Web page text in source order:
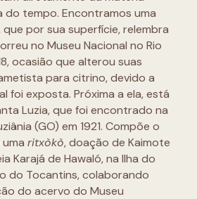
tempo. Encontramos uma
por sua superfície, relembra
no Museu Nacional no Rio
ocasião que alterou suas
para citrino, devido a
foi exposta. Próxima a ela, está
Luzia, que foi encontrado na
(GO) em 1921. Compõe o
ritxòkò, doação de Kaimote
Karajá de Hawaló, na Ilha do
do Tocantins, colaborando
do acervo do Museu